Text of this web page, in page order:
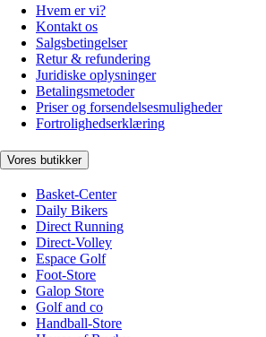
Hvem er vi?
Kontakt os
Salgsbetingelser
Retur & refundering
Juridiske oplysninger
Betalingsmetoder
Priser og forsendelsesmuligheder
Fortrolighedserklæring
Vores butikker
Basket-Center
Daily Bikers
Direct Running
Direct-Volley
Espace Golf
Foot-Store
Galop Store
Golf and co
Handball-Store